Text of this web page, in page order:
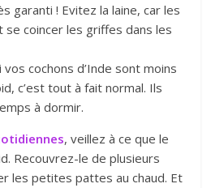
garanti ! Evitez la laine, car les
se coincer les griffes dans les
cochons d’Inde sont moins
c’est tout à fait normal. Ils
à dormir.
, veillez à ce que le
Recouvrez-le de plusieurs
les petites pattes au chaud. Et